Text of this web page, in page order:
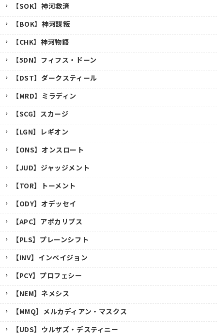
【SOK】神河救済
【BOK】神河謀叛
【CHK】神河物語
【5DN】フィフス・ドーン
【DST】ダークスティール
【MRD】ミラディン
【SCG】スカージ
【LGN】レギオン
【ONS】オンスロート
【JUD】ジャッジメント
【TOR】トーメント
【ODY】オデッセイ
【APC】アポカリプス
【PLS】プレーンシフト
【INV】インベイジョン
【PCY】プロフェシー
【NEM】ネメシス
【MMQ】メルカディアン・マスクス
【UDS】ウルザズ・デスティニー